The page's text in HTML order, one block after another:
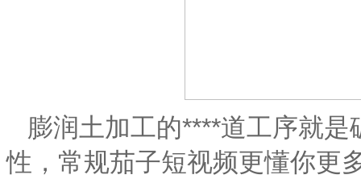
膨润土加工的****道工序就
性，常规茄子短视频更懂你更